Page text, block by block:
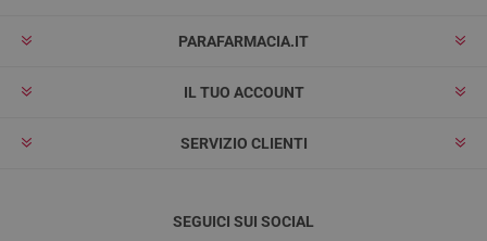
PARAFARMACIA.IT
IL TUO ACCOUNT
SERVIZIO CLIENTI
SEGUICI SUI SOCIAL